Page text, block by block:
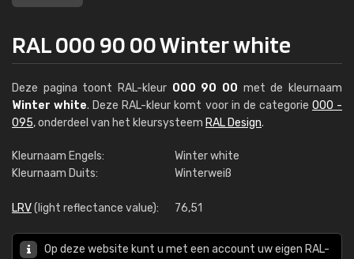
RAL 000 90 00 Winter white
Deze pagina toont RAL-kleur 000 90 00 met de kleurnaam
Winter white. Deze RAL-kleur komt voor in de categorie 000 -
095, onderdeel van het kleursysteem RAL Design.
Kleurnaam Engels:
Winter white
Kleurnaam Duits:
Winterweiß
LRV(light reflectance value): 76,51
Op deze website kunt u met een account uw eigen RAL-